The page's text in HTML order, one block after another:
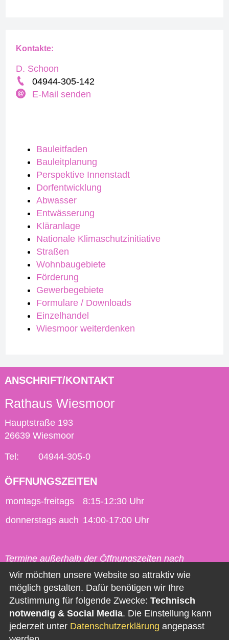
Bauleitfaden
Bauleitplanung
Perspektive Innenstadt
Dorfentwicklung
Abwasser
Entwässerung
Kläranlage
Nationale Klimaschutzinitiative
Straßen
Wohnbaugebiete
Förderung
Gewerbegebiete
Formulare / Downloads
Einzelhandel
Wiesmoor weiterdenken
Kontakte:
D. Schoon
04944-305-142
E-Mail senden
ANSCHRIFT/KONTAKT
Rathaus Wiesmoor
Hauptstraße 193
26639 Wiesmoor
Tel: 04944-305-0
ÖFFNUNGSZEITEN
montags-freitags
8:15-12:30 Uhr
donnerstags auch 14:00-17:00 Uhr
Termine außerhalb der Öffnungszeiten nach
vorheriger Vereinbarung möglich.
Kontakt
Impressum
Datenschutz
Wir möchten unsere Website so attraktiv wie
möglich gestalten. Dafür benötigen wir Ihre
Zustimmung für folgende Zwecke: Technisch
notwendig & Social Media. Die Einstellung kann
jederzeit unter Datenschutzerklärung angepasst